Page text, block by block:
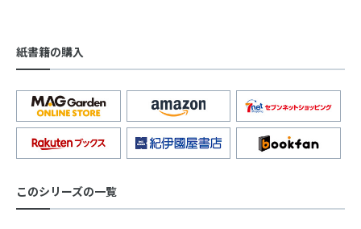
紙書籍の購入
このシリーズの一覧